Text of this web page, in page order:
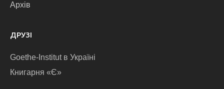
Архів
ДРУЗІ
Goethe-Institut в Україні
Книгарня «Є»